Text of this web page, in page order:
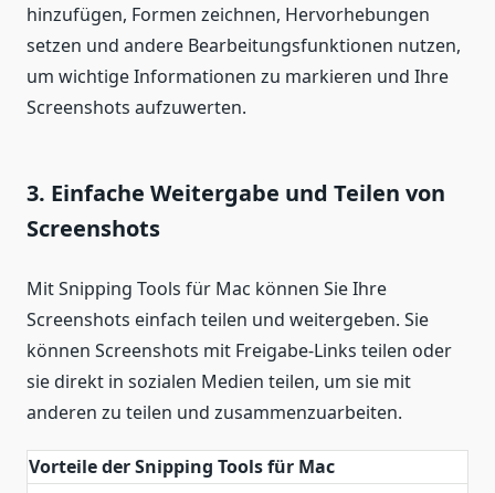
hinzufügen, Formen zeichnen, Hervorhebungen
setzen und andere Bearbeitungsfunktionen nutzen,
um wichtige Informationen zu markieren und Ihre
Screenshots aufzuwerten.
3. Einfache Weitergabe und Teilen von
Screenshots
Mit Snipping Tools für Mac können Sie Ihre
Screenshots einfach teilen und weitergeben. Sie
können Screenshots mit Freigabe-Links teilen oder
sie direkt in sozialen Medien teilen, um sie mit
anderen zu teilen und zusammenzuarbeiten.
Vorteile der Snipping Tools für Mac